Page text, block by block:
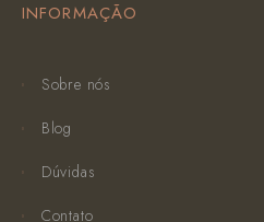
INFORMAÇÃO
Sobre nós
Blog
Dúvidas
Contato